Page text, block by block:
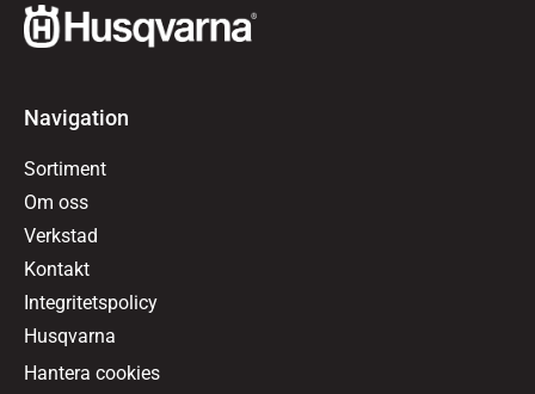
Navigation
Sortiment
Om oss
Verkstad
Kontakt
Integritetspolicy
Husqvarna
Hantera cookies